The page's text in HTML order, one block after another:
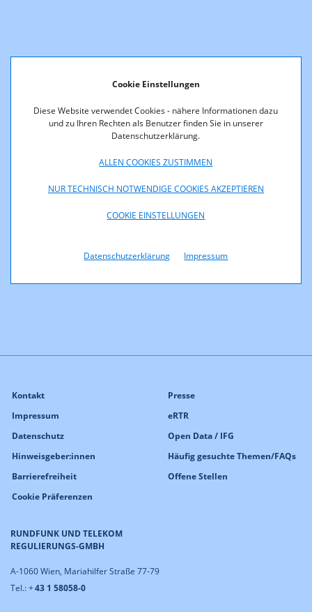
Cookie Einstellungen
Diese Website verwendet Cookies - nähere Informationen dazu
und zu Ihren Rechten als Benutzer finden Sie in unserer
Datenschutzerklärung.
ALLEN COOKIES ZUSTIMMEN
NUR TECHNISCH NOTWENDIGE COOKIES AKZEPTIEREN
COOKIE EINSTELLUNGEN
Datenschutzerklärung Impressum
RUNDFUNK UND TELEKOM
REGULIERUNGS-GMBH
A-1060 Wien, Mariahilfer Straße 77-79
Tel.: +43 1 58058-0
Kontakt
Impressum
Datenschutz
Hinweisgeber:innen
Barrierefreiheit
Cookie Präferenzen
Presse
eRTR
Open Data / IFG
Häufig gesuchte Themen/FAQs
Offene Stellen